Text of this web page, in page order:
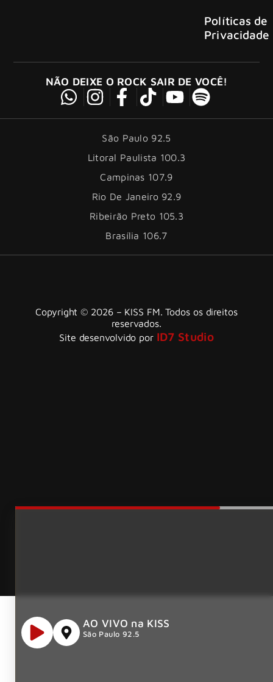
Políticas de
Privacidade
NÃO DEIXE O ROCK SAIR DE VOCÊ!
São Paulo 92.5
Litoral Paulista 100.3
Campinas 107.9
Rio De Janeiro 92.9
Ribeirão Preto 105.3
Brasília 106.7
Copyright © 2026 – KISS FM. Todos os direitos
reservados.
Site desenvolvido por ID7 Studio
AO VIVO na KISS
São Paulo 92.5